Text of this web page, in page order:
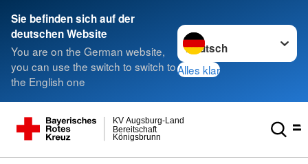
Sie befinden sich auf der
deutschen Website
You are on the German website,
you can use the switch to switch to
the English one
Sprache wechseln zu
Alles klar
Königsbrunn
Bereitschaft
KV Augsburg-Land